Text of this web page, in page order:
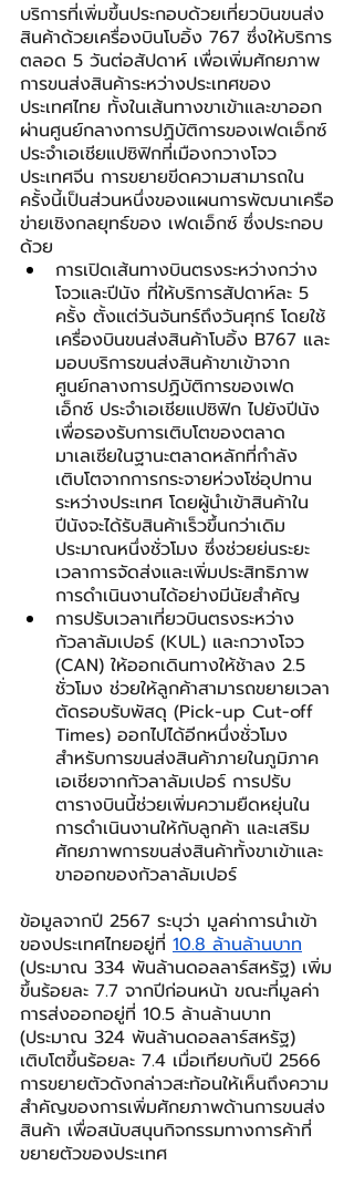
บริการที่เพิ่มขึ้นประกอบด้วยเที่ยวบินขนส่ง
สินค้าด้วยเครื่องบินโบอิ้ง 767 ซึ่งให้บริการ
ตลอด 5 วันต่อสัปดาห์ เพื่อเพิ่มศักยภาพ
การขนส่งสินค้าระหว่างประเทศของ
ประเทศไทย ทั้งในเส้นทางขาเข้าและขาออก
ผ่านศูนย์กลางการปฏิบัติการของเฟดเอ็กซ์
ประจำเอเชียแปซิฟิกที่เมืองกวางโจว
ประเทศจีน การขยายขีดความสามารถใน
ครั้งนี้เป็นส่วนหนึ่งของแผนการพัฒนาเครือ
ข่ายเชิงกลยุทธ์ของ เฟดเอ็กซ์ ซึ่งประกอบ
ด้วย
การเปิดเส้นทางบินตรงระหว่างกว่าง
โจวและปีนัง ที่ให้บริการสัปดาห์ละ 5
ครั้ง ตั้งแต่วันจันทร์ถึงวันศุกร์ โดยใช้
เครื่องบินขนส่งสินค้าโบอิ้ง B767 และ
มอบบริการขนส่งสินค้าขาเข้าจาก
ศูนย์กลางการปฏิบัติการของเฟด
เอ็กซ์ ประจำเอเชียแปซิฟิก ไปยังปีนัง
เพื่อรองรับการเติบโตของตลาด
มาเลเซียในฐานะตลาดหลักที่กำลัง
เติบโตจากการกระจายห่วงโซ่อุปทาน
ระหว่างประเทศ โดยผู้นำเข้าสินค้าใน
ปีนังจะได้รับสินค้าเร็วขึ้นกว่าเดิม
ประมาณหนึ่งชั่วโมง ซึ่งช่วยย่นระยะ
เวลาการจัดส่งและเพิ่มประสิทธิภาพ
การดำเนินงานได้อย่างมีนัยสำคัญ
การปรับเวลาเที่ยวบินตรงระหว่าง
กัวลาลัมเปอร์ (KUL) และกวางโจว
(CAN) ให้ออกเดินทางให้ช้าลง 2.5
ชั่วโมง ช่วยให้ลูกค้าสามารถขยายเวลา
ตัดรอบรับพัสดุ (Pick-up Cut-off
Times) ออกไปได้อีกหนึ่งชั่วโมง
สำหรับการขนส่งสินค้าภายในภูมิภาค
เอเชียจากกัวลาลัมเปอร์ การปรับ
ตารางบินนี้ช่วยเพิ่มความยืดหยุ่นใน
การดำเนินงานให้กับลูกค้า และเสริม
ศักยภาพการขนส่งสินค้าทั้งขาเข้าและ
ขาออกของกัวลาลัมเปอร์
ข้อมูลจากปี 2567 ระบุว่า มูลค่าการนำเข้า
ของประเทศไทยอยู่ที่ 10.8 ล้านล้านบาท
(ประมาณ 334 พันล้านดอลลาร์สหรัฐ) เพิ่ม
ขึ้นร้อยละ 7.7 จากปีก่อนหน้า ขณะที่มูลค่า
การส่งออกอยู่ที่ 10.5 ล้านล้านบาท
(ประมาณ 324 พันล้านดอลลาร์สหรัฐ)
เติบโตขึ้นร้อยละ 7.4 เมื่อเทียบกับปี 2566
การขยายตัวดังกล่าวสะท้อนให้เห็นถึงความ
สำคัญของการเพิ่มศักยภาพด้านการขนส่ง
สินค้า เพื่อสนับสนุนกิจกรรมทางการค้าที่
ขยายตัวของประเทศ